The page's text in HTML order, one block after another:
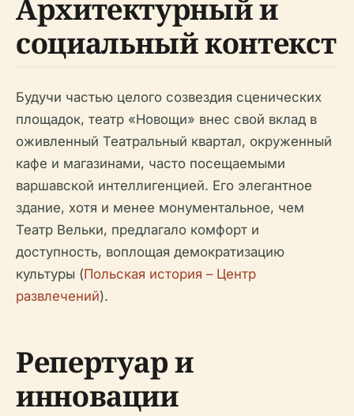
Архитектурный и
социальный контекст
Будучи частью целого созвездия сценических
площадок, театр «Новощи» внес свой вклад в
оживленный Театральный квартал, окруженный
кафе и магазинами, часто посещаемыми
варшавской интеллигенцией. Его элегантное
здание, хотя и менее монументальное, чем
Театр Вельки, предлагало комфорт и
доступность, воплощая демократизацию
культуры (Польская история – Центр
развлечений).
Репертуар и
инновации